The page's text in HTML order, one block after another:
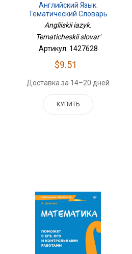
Английский Язык.
Тематический Словарь
Angliiskii iazyk.
Tematicheskii slovar'
Артикул: 1427628
$9.51
Доставка за 14–20 дней
КУПИТЬ